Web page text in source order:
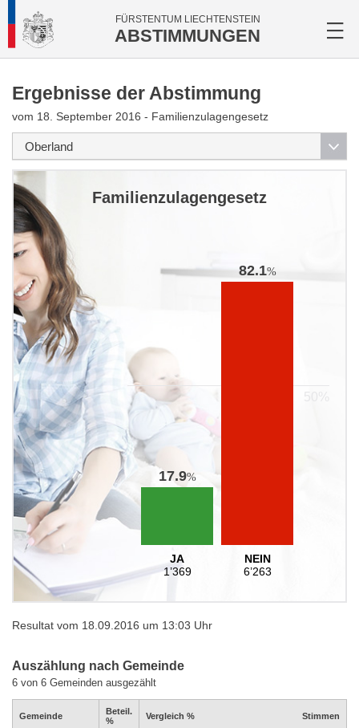
FÜRSTENTUM LIECHTENSTEIN
ABSTIMMUNGEN
Ergebnisse der Abstimmung
vom 18. September 2016 - Familienzulagengesetz
Familienzulagengesetz
17.9%
JA
1’369
82.1%
NEIN
6’263
Resultat vom 18.09.2016 um 13:03 Uhr
Auszählung nach Gemeinde
6 von 6 Gemeinden ausgezählt
Gemeinde
Beteil.
%
Vergleich % Stimmen